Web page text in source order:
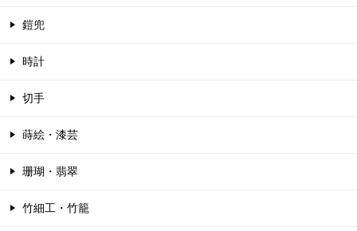
鎧兜
時計
切手
蒔絵・漆芸
珊瑚・翡翠
竹細工・竹籠